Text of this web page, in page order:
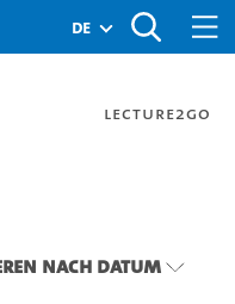
de
Lecture2Go
nach Datum